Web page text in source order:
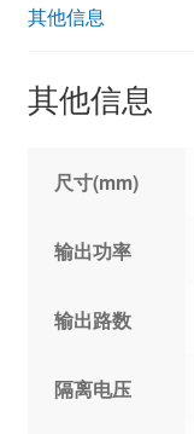
其他信息
其他信息
尺寸(mm)
输出功率
输出路数
隔离电压